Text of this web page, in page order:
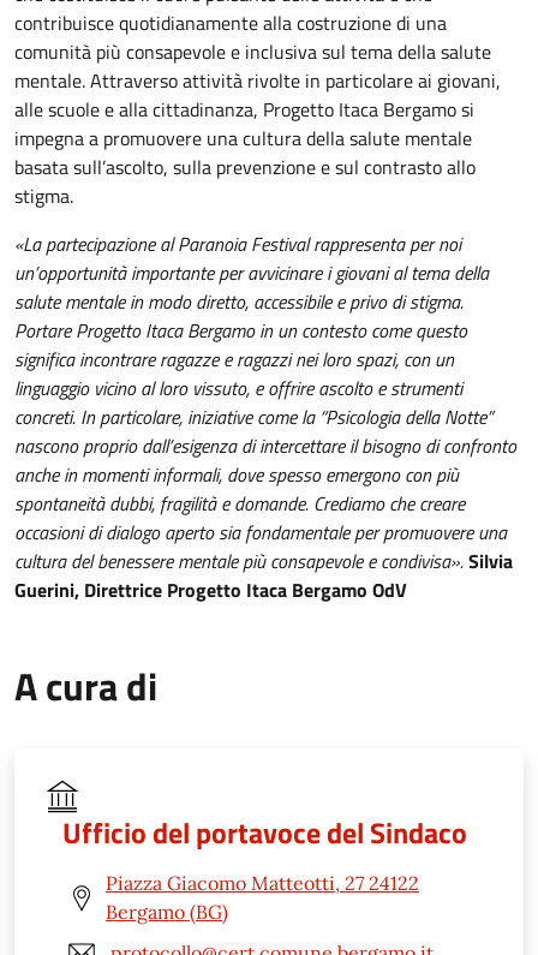
contribuisce quotidianamente alla costruzione di una
comunità più consapevole e inclusiva sul tema della salute
mentale. Attraverso attività rivolte in particolare ai giovani,
alle scuole e alla cittadinanza, Progetto Itaca Bergamo si
impegna a promuovere una cultura della salute mentale
basata sull’ascolto, sulla prevenzione e sul contrasto allo
stigma.
«La partecipazione al Paranoia Festival rappresenta per noi
un’opportunità importante per avvicinare i giovani al tema della
salute mentale in modo diretto, accessibile e privo di stigma.
Portare Progetto Itaca Bergamo in un contesto come questo
significa incontrare ragazze e ragazzi nei loro spazi, con un
linguaggio vicino al loro vissuto, e offrire ascolto e strumenti
concreti. In particolare, iniziative come la “Psicologia della Notte”
nascono proprio dall’esigenza di intercettare il bisogno di confronto
anche in momenti informali, dove spesso emergono con più
spontaneità dubbi, fragilità e domande. Crediamo che creare
occasioni di dialogo aperto sia fondamentale per promuovere una
cultura del benessere mentale più consapevole e condivisa».Silvia
Guerini, Direttrice Progetto Itaca Bergamo OdV
A cura di
Ufficio del portavoce del Sindaco
Piazza Giacomo Matteotti, 27 24122
Bergamo (BG)